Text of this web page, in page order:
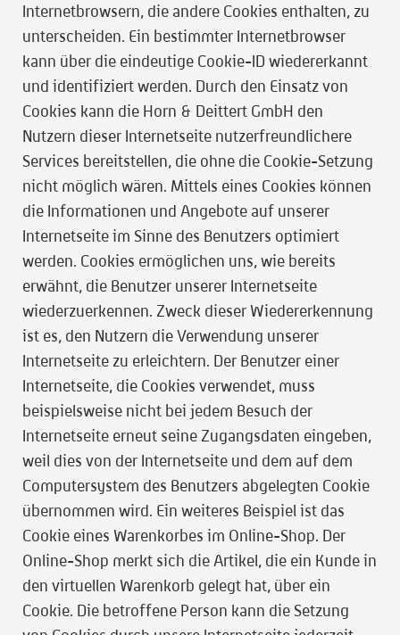
Internetbrowsern, die andere Cookies enthalten, zu
unterscheiden. Ein bestimmter Internetbrowser
kann über die eindeutige Cookie-ID wiedererkannt
und identifiziert werden. Durch den Einsatz von
Cookies kann die Horn & Deittert GmbH den
Nutzern dieser Internetseite nutzerfreundlichere
Services bereitstellen, die ohne die Cookie-Setzung
nicht möglich wären. Mittels eines Cookies können
die Informationen und Angebote auf unserer
Internetseite im Sinne des Benutzers optimiert
werden. Cookies ermöglichen uns, wie bereits
erwähnt, die Benutzer unserer Internetseite
wiederzuerkennen. Zweck dieser Wiedererkennung
ist es, den Nutzern die Verwendung unserer
Internetseite zu erleichtern. Der Benutzer einer
Internetseite, die Cookies verwendet, muss
beispielsweise nicht bei jedem Besuch der
Internetseite erneut seine Zugangsdaten eingeben,
weil dies von der Internetseite und dem auf dem
Computersystem des Benutzers abgelegten Cookie
übernommen wird. Ein weiteres Beispiel ist das
Cookie eines Warenkorbes im Online-Shop. Der
Online-Shop merkt sich die Artikel, die ein Kunde in
den virtuellen Warenkorb gelegt hat, über ein
Cookie. Die betroffene Person kann die Setzung